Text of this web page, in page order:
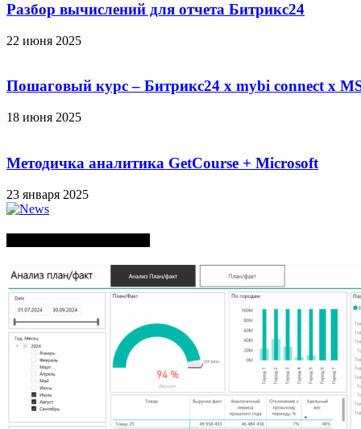
Разбор вычислений для отчета Битрикс24
22 июня 2025
Пошаговый курс – Битрикс24 х mybi connect х
18 июня 2025
Методичка аналитика GetCourse + Microsoft
23 января 2025